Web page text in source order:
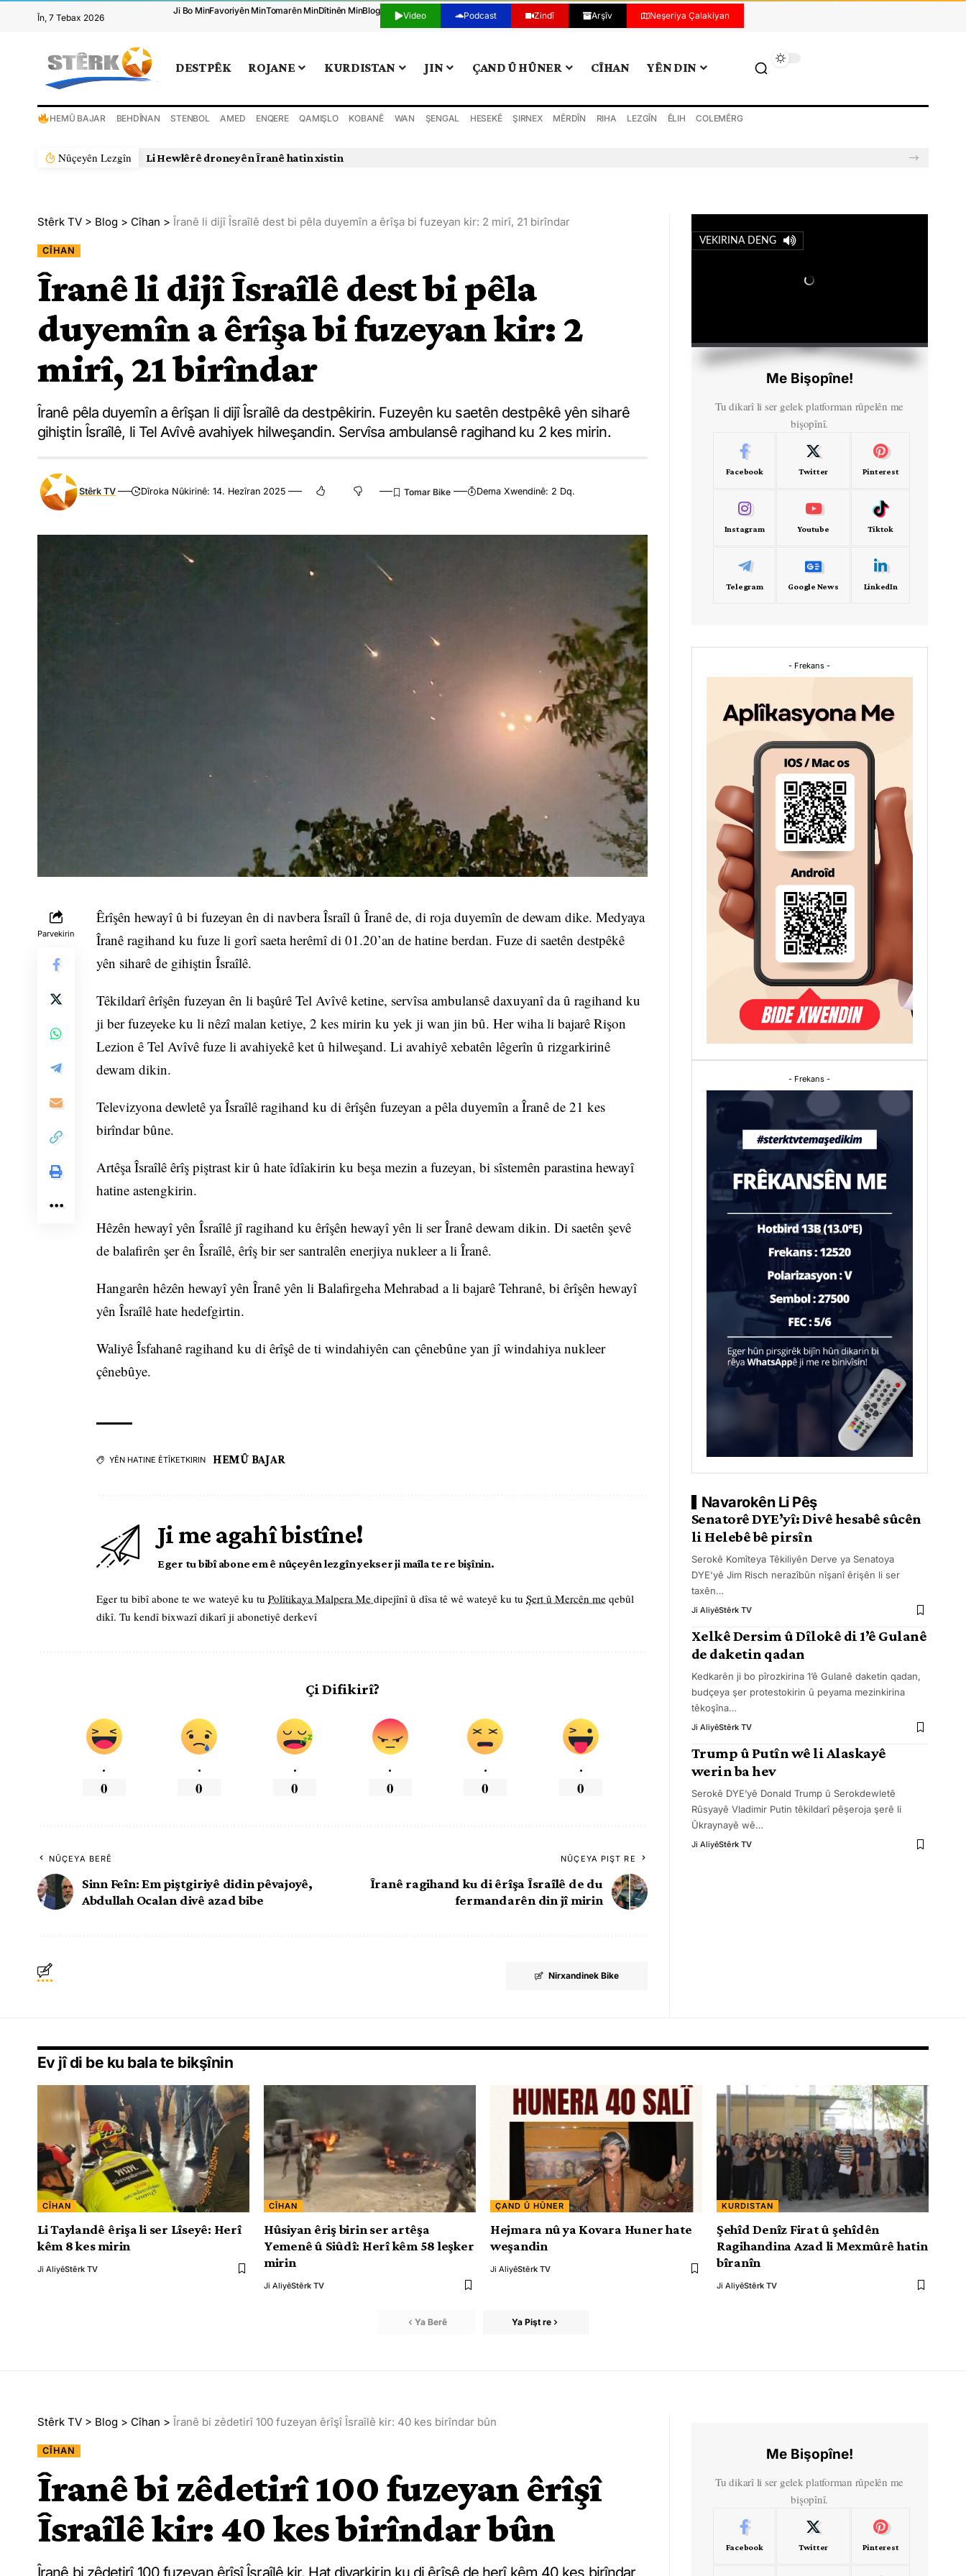
În, 7 Tebax 2026
Ji Bo MinFavoriyên MinTomarên MinDîtinên MinBlog Video Podcast Zindî Arşîv Neşeriya Çalakiyan
DESTPÊK ROJANE KURDISTAN JIN ÇAND Û HÛNER CÎHAN YÊN DIN
HEMÛ BAJAR BEHDÎNAN STENBOL AMED ENQERE QAMIŞLO KOBANÊ WAN ŞENGAL HESEKÊ ŞIRNEX MÊRDÎN RIHA LEZGÎN ÊLIH COLEMÊRG
Nûçeyên Lezgîn Li Hewlêrê droneyên Îranê hatin xistin
Stêrk TV > Blog > Cîhan > Îranê li dijî Îsraîlê dest bi pêla duyemîn a êrîşa bi fuzeyan kir: 2 mirî, 21 birîndar
CÎHAN
Îranê li dijî Îsraîlê dest bi pêla
duyemîn a êrîşa bi fuzeyan kir: 2
mirî, 21 birîndar
Îranê pêla duyemîn a êrîşan li dijî Îsraîlê da destpêkirin. Fuzeyên ku saetên destpêkê yên siharê
gihiştin Îsraîlê, li Tel Avîvê avahiyek hilweşandin. Servîsa ambulansê ragihand ku 2 kes mirin.
Stêrk TV Dîroka Nûkirinê: 14. Hezîran 2025 Dema Xwendinê: 2 Dq.
Parvekirin
Êrîşên hewayî û bi fuzeyan ên di navbera Îsraîl û Îranê de, di roja duyemîn de dewam dike. Medyaya
Îranê ragihand ku fuze li gorî saeta herêmî di 01.20’an de hatine berdan. Fuze di saetên destpêkê
yên siharê de gihiştin Îsraîlê.
Têkildarî êrîşên fuzeyan ên li başûrê Tel Avîvê ketine, servîsa ambulansê daxuyanî da û ragihand ku
ji ber fuzeyeke ku li nêzî malan ketiye, 2 kes mirin ku yek ji wan jin bû. Her wiha li bajarê Rişon
Lezion ê Tel Avîvê fuze li avahiyekê ket û hilweşand. Li avahiyê xebatên lêgerîn û rizgarkirinê
dewam dikin.
Televizyona dewletê ya Îsraîlê ragihand ku di êrîşên fuzeyan a pêla duyemîn a Îranê de 21 kes
birîndar bûne.
Artêşa Îsraîlê êrîş piştrast kir û hate îdîakirin ku beşa mezin a fuzeyan, bi sîstemên parastina hewayî
hatine astengkirin.
Hêzên hewayî yên Îsraîlê jî ragihand ku êrîşên hewayî yên li ser Îranê dewam dikin. Di saetên şevê
de balafirên şer ên Îsraîlê, êrîş bir ser santralên enerjiya nukleer a li Îranê.
Hangarên hêzên hewayî yên Îranê yên li Balafirgeha Mehrabad a li bajarê Tehranê, bi êrîşên hewayî
yên Îsraîlê hate hedefgirtin.
Waliyê Îsfahanê ragihand ku di êrîşê de ti windahiyên can çênebûne yan jî windahiya nukleer
çênebûye.
YÊN HATINE ÊTÎKETKIRIN HEMÛ BAJAR
Ji me agahî bistîne!
Eger tu bibî abone em ê nûçeyên lezgîn yekser ji maîla te re bişînin.
Eger tu bibî abone te we wateyê ku tu Polîtikaya Malpera Me dipejînî û dîsa tê wê wateyê ku tu Şert û Mercên me qebûl
dikî. Tu kendî bixwazî dikarî ji abonetiyê derkevî
Çi Difikirî?
.
0
.
0
.
0
.
0
.
0
.
0
NÛÇEYA BERÊ
Sinn Feîn: Em piştgiriyê didin pêvajoyê,
Abdullah Ocalan divê azad bibe
NÛÇEYA PIŞT RE
Îranê ragihand ku di êrîşa Îsraîlê de du
fermandarên din jî mirin
Nirxandinek Bike
VEKIRINA DENG
Me Bişopîne!
Tu dikarî li ser gelek platforman rûpelên me
bişopînî.
Facebook Twitter Pinterest
Instagram Youtube Tiktok
Telegram Google News LinkedIn
- Frekans -
- Frekans -
Navarokên Li Pêş
Senatorê DYE’yî: Divê hesabê sûcên
li Helebê bê pirsîn
Serokê Komîteya Têkiliyên Derve ya Senatoya
DYE'yê Jim Risch nerazîbûn nîşanî êrişên li ser
taxên…
Ji AliyêStêrk TV
Xelkê Dersim û Dîlokê di 1’ê Gulanê
de daketin qadan
Kedkarên ji bo pîrozkirina 1’ê Gulanê daketin qadan,
budçeya şer protestokirin û peyama mezinkirina
têkoşîna…
Ji AliyêStêrk TV
Trump û Putîn wê li Alaskayê
werin ba hev
Serokê DYE’yê Donald Trump û Serokdewletê
Rûsyayê Vladimir Putin têkildarî pêşeroja şerê li
Ûkraynayê wê…
Ji AliyêStêrk TV
Ev jî di be ku bala te bikşînin
CÎHAN
Li Taylandê êrişa li ser Lîseyê: Herî
kêm 8 kes mirin
Ji AliyêStêrk TV
CÎHAN
Hûsiyan êriş birin ser artêşa
Yemenê û Siûdî: Herî kêm 58 leşker
mirin
Ji AliyêStêrk TV
ÇAND Û HÛNER
Hejmara nû ya Kovara Huner hate
weşandin
Ji AliyêStêrk TV
KURDISTAN
Şehîd Denîz Firat û şehîdên
Ragihandina Azad li Mexmûrê hatin
bîranîn
Ji AliyêStêrk TV
Ya Berê Ya Pişt re
Stêrk TV > Blog > Cîhan > Îranê bi zêdetirî 100 fuzeyan êrîşî Îsraîlê kir: 40 kes birîndar bûn
CÎHAN
Îranê bi zêdetirî 100 fuzeyan êrîşî
Îsraîlê kir: 40 kes birîndar bûn
Îranê bi zêdetirî 100 fuzeyan êrîşî Îsraîlê kir. Hat diyarkirin ku di êrîşê de herî kêm 40 kes birîndar
Me Bişopîne!
Tu dikarî li ser gelek platforman rûpelên me
bişopînî.
Facebook Twitter Pinterest